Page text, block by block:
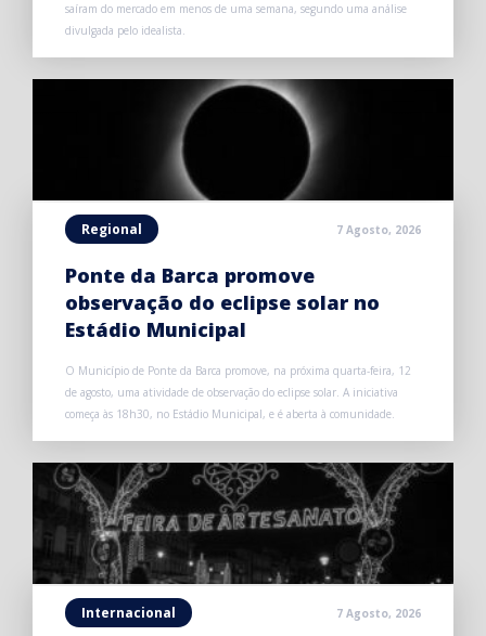
saíram do mercado em menos de uma semana, segundo uma análise
divulgada pelo idealista.
Regional 7 Agosto, 2026
Ponte da Barca promove
observação do eclipse solar no
Estádio Municipal
O Município de Ponte da Barca promove, na próxima quarta-feira, 12
de agosto, uma atividade de observação do eclipse solar. A iniciativa
começa às 18h30, no Estádio Municipal, e é aberta à comunidade.
Internacional 7 Agosto, 2026